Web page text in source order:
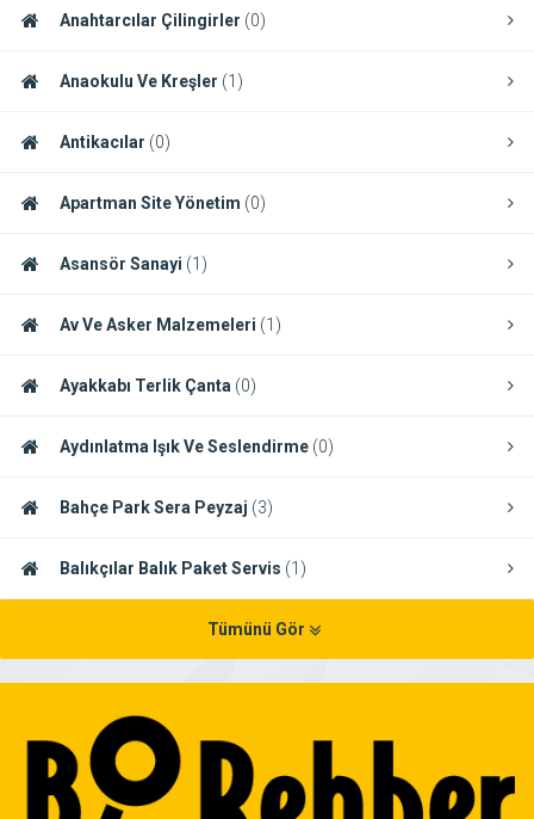
Anahtarcılar Çilingirler (0)
Anaokulu Ve Kreşler (1)
Antikacılar (0)
Apartman Site Yönetim (0)
Asansör Sanayi (1)
Av Ve Asker Malzemeleri (1)
Ayakkabı Terlik Çanta (0)
Aydınlatma Işık Ve Seslendirme (0)
Bahçe Park Sera Peyzaj (3)
Balıkçılar Balık Paket Servis (1)
Tümünü Gör